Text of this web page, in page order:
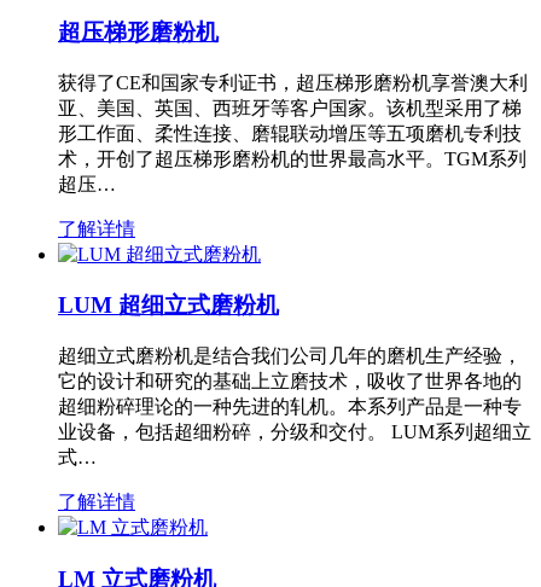
超压梯形磨粉机
获得了CE和国家专利证书，超压梯形磨粉机享誉澳大利
亚、美国、英国、西班牙等客户国家。该机型采用了梯
形工作面、柔性连接、磨辊联动增压等五项磨机专利技
术，开创了超压梯形磨粉机的世界最高水平。TGM系列
超压…
了解详情
LUM 超细立式磨粉机
超细立式磨粉机是结合我们公司几年的磨机生产经验，
它的设计和研究的基础上立磨技术，吸收了世界各地的
超细粉碎理论的一种先进的轧机。本系列产品是一种专
业设备，包括超细粉碎，分级和交付。 LUM系列超细立
式…
了解详情
LM 立式磨粉机